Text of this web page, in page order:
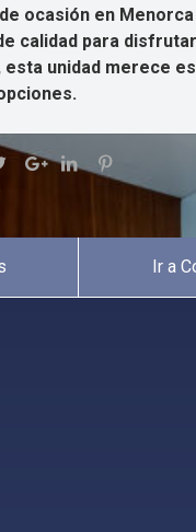
ocasión en
calidad para
unidad merece
Ir a